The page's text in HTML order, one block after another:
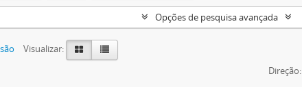
Opções de pesquisa avançada
Visualizar:
Direção: